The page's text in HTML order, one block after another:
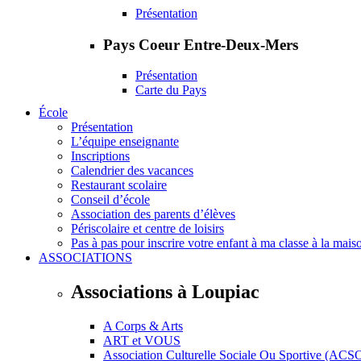
Présentation
Pays Coeur Entre-Deux-Mers
Présentation
Carte du Pays
École
Présentation
L’équipe enseignante
Inscriptions
Calendrier des vacances
Restaurant scolaire
Conseil d’école
Association des parents d’élèves
Périscolaire et centre de loisirs
Pas à pas pour inscrire votre enfant à ma classe à la
ASSOCIATIONS
Associations à Loupiac
A Corps & Arts
ART et VOUS
Association Culturelle Sociale Ou Sportive